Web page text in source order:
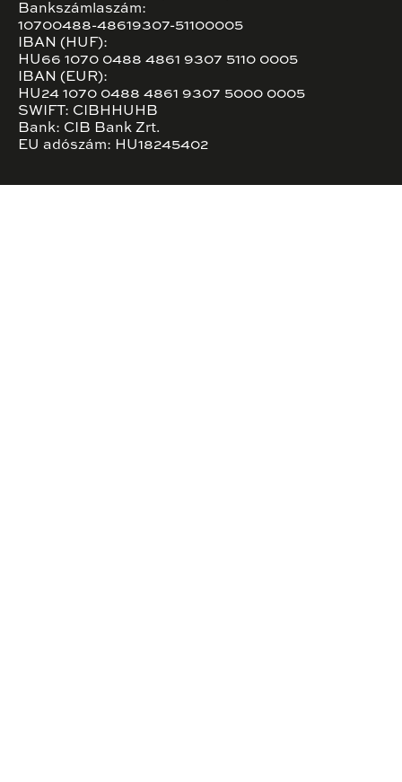
Bankszámlaszám:
10700488-48619307-51100005
IBAN (HUF):
HU66 1070 0488 4861 9307 5110 0005
IBAN (EUR):
HU24 1070 0488 4861 9307 5000 0005
SWIFT: CIBHHUHB
Bank: CIB Bank Zrt.
EU adószám: HU18245402